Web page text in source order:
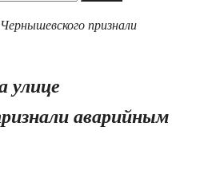
улице
аварийным